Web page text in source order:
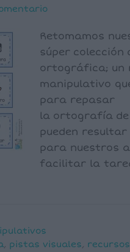
Retomamos
súper colección
ortográfica; un
manipulativo
para repasar
la ortografía de
pueden
para nuestros
facilitar la
, pistas visuales,